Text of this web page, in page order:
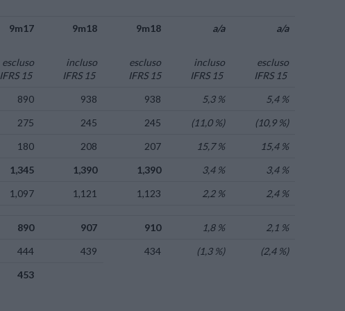
9m17
escluso
IFRS 15
9m18
incluso
IFRS 15
9m18
escluso
IFRS 15
a/a
incluso
IFRS 15
a/a
escluso
IFRS 15
890 938 938 5,3 %
5,4 %
275 245 245 (11,0 %)
(10,9 %)
180 208 207 15,7 %
15,4 %
1,345 1,390 1,390 3,4 %
3,4 %
1,097 1,121 1,123 2,2 % 2,4 %
890 907 910 1,8 %
2,1 %
444 439 434 (1,3 %)
(2,4 %)
453